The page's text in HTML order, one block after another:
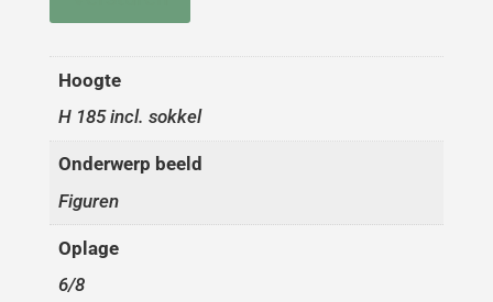
Hoogte
H 185 incl. sokkel
Onderwerp beeld
Figuren
Oplage
6/8